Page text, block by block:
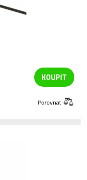
KOUPIT
Porovnat